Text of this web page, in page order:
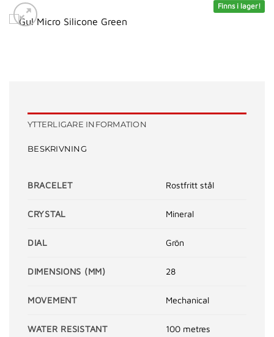
Finns i lager!
YTTERLIGARE INFORMATION
BESKRIVNING
BRACELET Rostfritt stål
CRYSTAL Mineral
DIAL Grön
DIMENSIONS (MM) 28
MOVEMENT Mechanical
WATER RESISTANT 100 metres